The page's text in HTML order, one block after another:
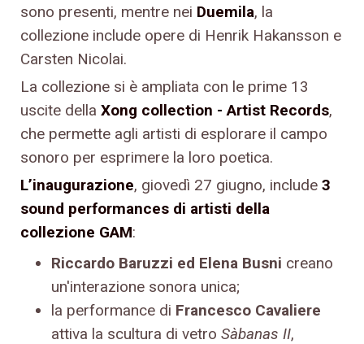
sono presenti, mentre nei Duemila, la
collezione include opere di Henrik Hakansson e
Carsten Nicolai.
La collezione si è ampliata con le prime 13
uscite della Xong collection - Artist Records,
che permette agli artisti di esplorare il campo
sonoro per esprimere la loro poetica.
L’inaugurazione, giovedì 27 giugno, include 3
sound performances di artisti della
collezione GAM:
Riccardo Baruzzi ed Elena Busni creano
un'interazione sonora unica;
la performance di Francesco Cavaliere
attiva la scultura di vetro Sàbanas II,